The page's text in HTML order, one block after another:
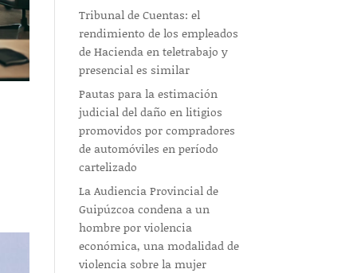
Tribunal de Cuentas: el
rendimiento de los empleados
de Hacienda en teletrabajo y
presencial es similar
Pautas para la estimación
judicial del daño en litigios
promovidos por compradores
de automóviles en período
cartelizado
La Audiencia Provincial de
Guipúzcoa condena a un
hombre por violencia
económica, una modalidad de
violencia sobre la mujer